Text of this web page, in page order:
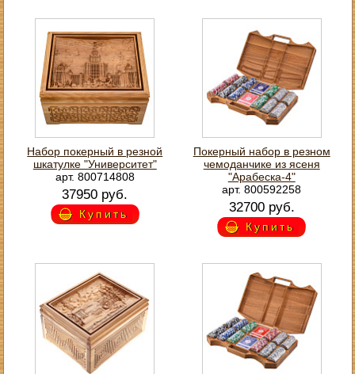
Набор покерный в резной
шкатулке "Университет"
арт. 800714808
37950 руб.
Купить
Покерный набор в резном
чемоданчике из ясеня
"Арабеска-4"
арт. 800592258
32700 руб.
Купить